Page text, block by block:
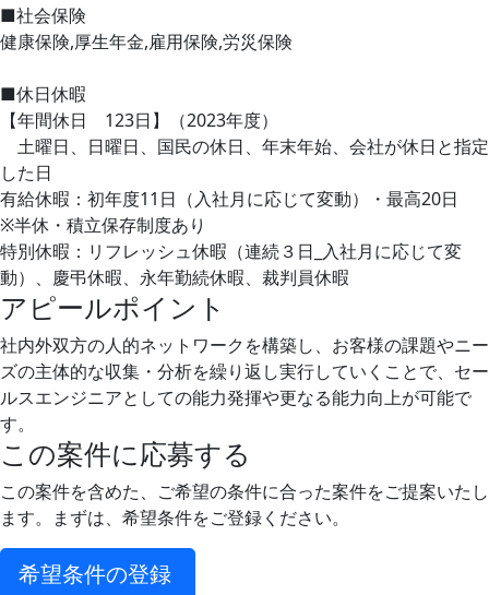
■社会保険
健康保険,厚生年金,雇用保険,労災保険
■休日休暇
【年間休日 123日】（2023年度）
土曜日、日曜日、国民の休日、年末年始、会社が休日と指定
した日
有給休暇：初年度11日（入社月に応じて変動）・最高20日
※半休・積立保存制度あり
特別休暇：リフレッシュ休暇（連続３日_入社月に応じて変
動）、慶弔休暇、永年勤続休暇、裁判員休暇
アピールポイント
社内外双方の人的ネットワークを構築し、お客様の課題やニー
ズの主体的な収集・分析を繰り返し実行していくことで、セー
ルスエンジニアとしての能力発揮や更なる能力向上が可能で
す。
この案件に応募する
この案件を含めた、ご希望の条件に合った案件をご提案いたし
ます。まずは、希望条件をご登録ください。
希望条件の登録